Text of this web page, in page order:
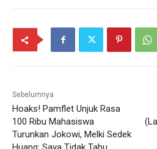
Sebelumnya
Hoaks! Pamflet Unjuk Rasa
100 Ribu Mahasiswa
Turunkan Jokowi, Melki Sedek